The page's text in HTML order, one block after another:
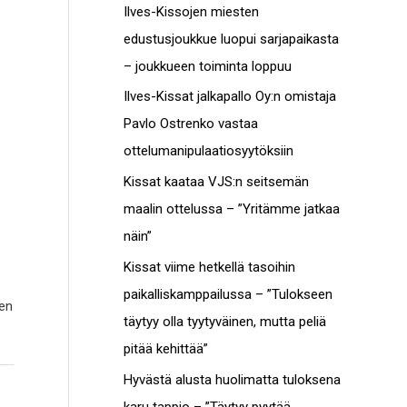
c
h
f
o
r
Ilves-Kissojen miesten
edustusjoukkue luopui sarjapaikasta
– joukkueen toiminta loppuu
Ilves-Kissat jalkapallo Oy:n omistaja
Pavlo Ostrenko vastaa
ottelumanipulaatiosyytöksiin
Kissat kaataa VJS:n seitsemän
maalin ottelussa – ”Yritämme jatkaa
näin”
Kissat viime hetkellä tasoihin
paikalliskamppailussa – ”Tulokseen
täytyy olla tyytyväinen, mutta peliä
pitää kehittää”
Hyvästä alusta huolimatta tuloksena
t
o